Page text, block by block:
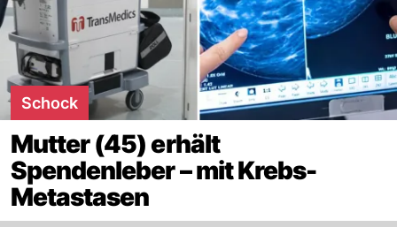
Schock
Mutter (45) erhält
Spendenleber – mit Krebs-
Metastasen